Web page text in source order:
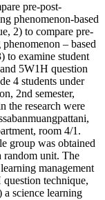
pre-post-
phenomenon-based
2) to compare pre-
– based
to examine student
5W1H question
4 students under
2nd semester,
the research were
room 4/1.
group was obtained
random unit. The
management
technique,
science learning